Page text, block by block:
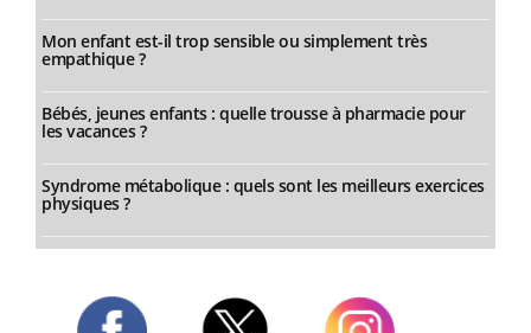
Mon enfant est-il trop sensible ou simplement très
empathique ?
Bébés, jeunes enfants : quelle trousse à pharmacie pour
les vacances ?
Syndrome métabolique : quels sont les meilleurs exercices
physiques ?